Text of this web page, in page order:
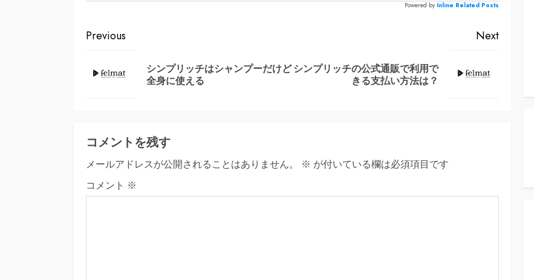
Powered by Inline Related Posts
Continue
Reading
Previous
Previous
シンプリッチはシャンプーだけど
全身に使える
Next
Next
シンプリッチの公式通販で利用で
きる支払い方法は？
コメントを残す
メールアドレスが公開されることはありません。 ※ が付いている欄は必須項目です
コメント ※